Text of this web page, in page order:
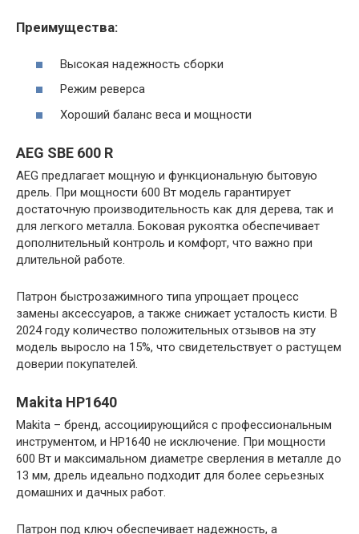
Преимущества:
Высокая надежность сборки
Режим реверса
Хороший баланс веса и мощности
AEG SBE 600 R
AEG предлагает мощную и функциональную бытовую
дрель. При мощности 600 Вт модель гарантирует
достаточную производительность как для дерева, так и
для легкого металла. Боковая рукоятка обеспечивает
дополнительный контроль и комфорт, что важно при
длительной работе.
Патрон быстрозажимного типа упрощает процесс
замены аксессуаров, а также снижает усталость кисти. В
2024 году количество положительных отзывов на эту
модель выросло на 15%, что свидетельствует о растущем
доверии покупателей.
Makita HP1640
Makita – бренд, ассоциирующийся с профессиональным
инструментом, и HP1640 не исключение. При мощности
600 Вт и максимальном диаметре сверления в металле до
13 мм, дрель идеально подходит для более серьезных
домашних и дачных работ.
Патрон под ключ обеспечивает надежность, а